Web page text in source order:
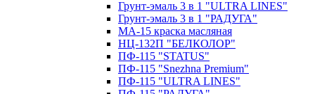
Грунт-эмаль 3 в 1 "ULTRA LINES"
Грунт-эмаль 3 в 1 "РАДУГА"
МА-15 краска масляная
НЦ-132П "БЕЛКОЛОР"
ПФ-115 "STATUS"
ПФ-115 "Snezhna Premium"
ПФ-115 "ULTRA LINES"